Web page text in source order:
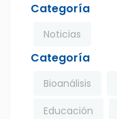
Categoría
Noticias
Categoría
Bioanálisis
Educación